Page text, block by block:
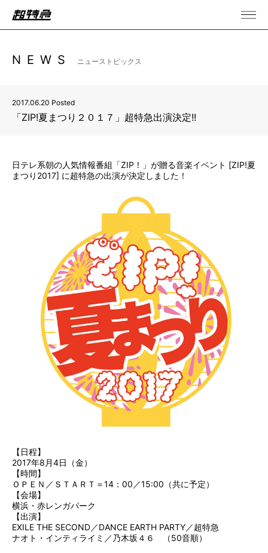
NEWS ニューストピックス
2017.06.20 Posted
「ZIP!夏まつり２０１７」超特急出演決定!!
日テレ系朝の人気情報番組「ZIP！」が贈る音楽イベント [ZIP!夏
まつり2017] に超特急の出演が決定しました！
【日程】
2017年8月4日（金）
【時間】
ＯＰＥＮ／ＳＴＡＲＴ＝14：00／15:00（共に予定）
【会場】
横浜・赤レンガパーク
【出演】
EXILE THE SECOND／DANCE EARTH PARTY／超特急
ナオト・インティライミ／乃木坂４６ （50音順）